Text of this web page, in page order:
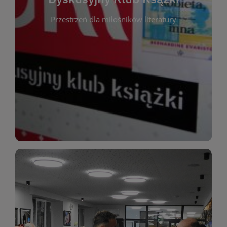
Przestrzeń dla miłośników literatury
Dyskusyjny Klub Ksążki
Dyskusyjny Klub Książki to przestrzeń dla
miłośników literatury, którzy lubią dzielić się
opiniami i emocjami po lekturze. Spotykamy się
regularnie, by rozmawiać o wybranych tytułach z
różnych gatunków literackich. Każde spotkanie to
okazja do inspirującej dyskusji, wymiany
miłośników estetycznych doznań!
WIĘCEJ